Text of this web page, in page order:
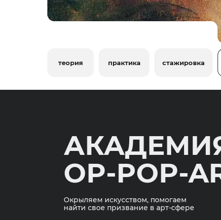
теория практика стажировка
OP-POP-
Окрыляем искусством, помогаем
найти свое призвание в арт-сфере